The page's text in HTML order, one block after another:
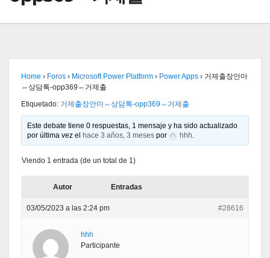
Home › Foros › Microsoft Power Platform › Power Apps › 거제출장안마
⇔상담톡-opp369⇔거제출
Etiquetado: 거제출장안마⇔상담톡-opp369⇔거제출
Este debate tiene 0 respuestas, 1 mensaje y ha sido actualizado
por última vez el
hace 3 años, 3 meses por hhh.
Viendo 1 entrada (de un total de 1)
Autor Entradas
03/05/2023 a las 2:24 pm #28616
hhh
Participante